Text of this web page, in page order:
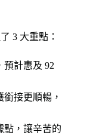
3 大重點：
預計惠及 92
接更順暢，
點，讓辛苦的